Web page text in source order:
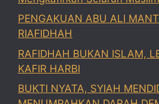
PENGAKUAN ABU ALI
RIAFIDHAH
RAFIDHAH BUKAN ISLAM,
KAFIR HARBI
BUKTI NYATA, SYIAH